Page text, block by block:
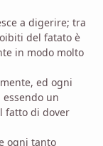
a digerire; tra
del fatato è
in modo molto
ed ogni
un
fatto di dover
ogni tanto